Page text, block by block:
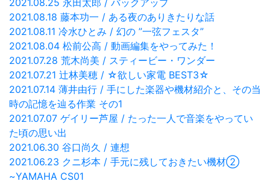
2021.08.25 永田太郎 / バックアップ
2021.08.18 藤本功一 / ある夜のありきたりな話
2021.08.11 冷水ひとみ / 幻の ”一弦フェスタ”
2021.08.04 松前公高 / 動画編集をやってみた！
2021.07.28 荒木尚美 / スティービー・ワンダー
2021.07.21 辻林美穂 / ☆欲しい家電 BEST3☆
2021.07.14 薄井由行 / 手にした楽器や機材紹介と、その当
時の記憶を辿る作業 その1
2021.07.07 ゲイリー芦屋 / たった一人で音楽をやってい
た頃の思い出
2021.06.30 谷口尚久 / 連想
2021.06.23 クニ杉本 / 手元に残しておきたい機材②
~YAMAHA CS01